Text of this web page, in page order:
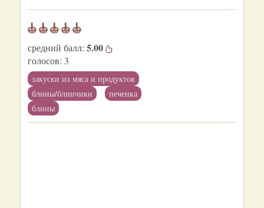
средний балл: 5.00
голосов: 3
закуски из мяса и продуктов
блины/блинчики
печенка
блины